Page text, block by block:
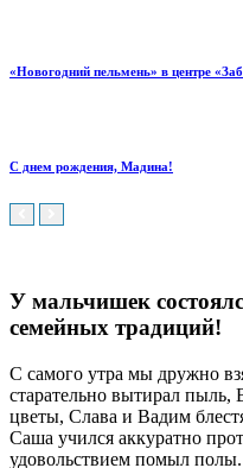
«Новогодний пельмень» в центре
С днем рождения, Мадина!
У мальчишек
семейных традиций!
С самого утра мы дружно
старательно вытирал
цветы, Слава и Вадим
Саша учился аккуратно
удовольствием помыл полы.